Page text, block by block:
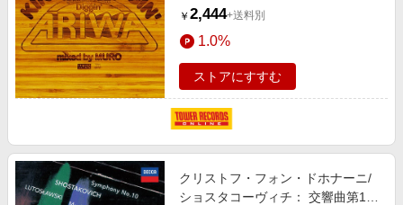
￥ 2,444+送料別
1.0%
ストアにすすむ
クリストフ・フォン・ドホナーニ/
ショスタコーヴィチ： 交響曲第10